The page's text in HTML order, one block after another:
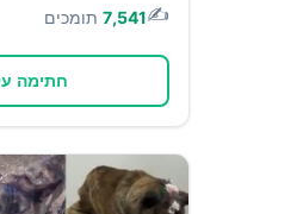
✍️
7,541 תומכים
חתימה